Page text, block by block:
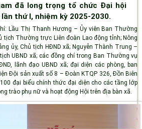
đã long trọng tổ chức Đại hội
thứ I, nhiệm kỳ 2025-2030.
Lầu Thị Thanh Hương – Ủy viên Ban Thường
tịch Thường trực Liên đoàn Lao động tỉnh;Nông
ủy, Chủ tịch HĐND xã; Nguyễn Thành Trung –
UBND xã; các đồng chí trong Ban Thường vụ
lãnh đạo UBND xã; đại diện các phòng, ban
Đội sản xuất số 8 – Đoàn KTQP 326 ,Đồn Biên
100 đại biểu chính thức đại diện cho các tầng lớp
trào phụ nữ và hoạt động Hội trên địa bàn xã.